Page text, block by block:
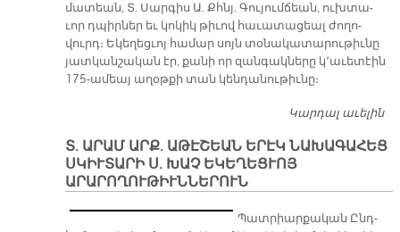
մա­տեան, Տ. Սար­գիս Ա. Քհնյ. Գու­յում­ճեան, ուխ­տա­
ւոր դպիրներ եւ կո­կիկ թի­ւով հա­ւա­տա­ցեալ ժո­ղո­
վուրդ։ Ե­կե­ղեց­ւոյ հա­մար սոյն տօ­նա­կա­տա­րու­թիւ­նը
յատ­կան­շա­կան էր, քա­նի որ զան­գակ­նե­րը կ՚ա­ւե­տէին
175-ա­մեայ ա­ղօթ­քի տան կեն­դա­նու­թիւ­նը։
Կարդալ աւելին
Տ. ԱՐԱՄ ԱՐՔ. ԱԹԷՇԵԱՆ ԵՐԷԿ ՆԱԽԱԳԱՀԵՑ
ՍԿԻՒՏԱՐԻ Ս. ԽԱՉ ԵԿԵՂԵՑՒՈՅ
ԱՐԱՐՈՂՈՒԹԻՒՆՆԵՐՈՒՆ
Պատ­րիար­քա­կան Ընդ­